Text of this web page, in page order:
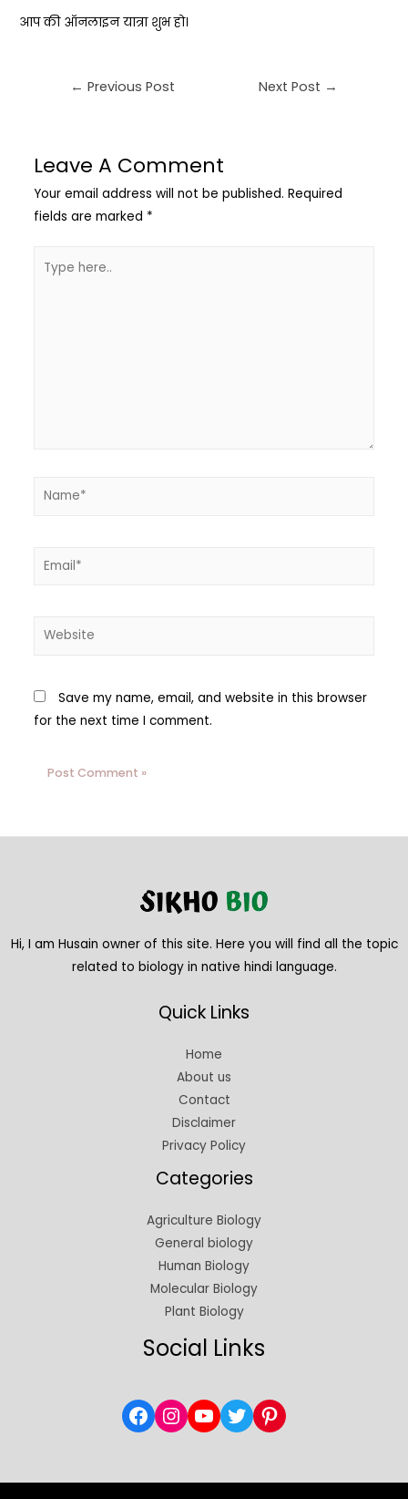
आप की ऑनलाइन यात्रा शुभ हो।
← Previous Post Next Post →
Leave A Comment
Your email address will not be published. Required
fields are marked *
Save my name, email, and website in this browser
for the next time I comment.
Hi, I am Husain owner of this site. Here you will find all the topic
related to biology in native hindi language.
Quick Links
Home
About us
Contact
Disclaimer
Privacy Policy
Categories
Agriculture Biology
General biology
Human Biology
Molecular Biology
Plant Biology
Social Links